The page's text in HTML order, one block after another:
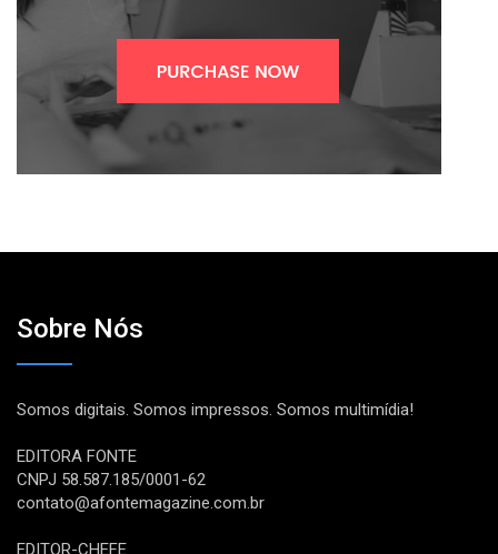
Sobre Nós
Somos digitais. Somos impressos. Somos multimídia!
EDITORA FONTE
CNPJ 58.587.185/0001-62
contato@afontemagazine.com.br
EDITOR-CHEFE